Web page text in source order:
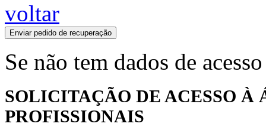
voltar
Enviar pedido de recuperação
Se não tem dados de
SOLICITAÇÃO DE ACESSO À
PROFISSIONAIS